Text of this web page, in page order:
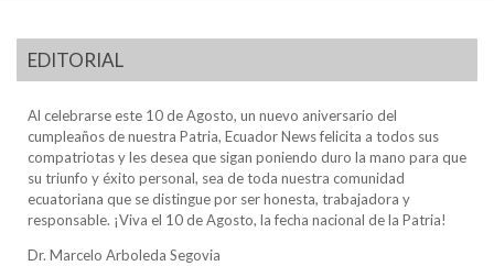
EDITORIAL
Al celebrarse este 10 de Agosto, un nuevo aniversario del
cumpleaños de nuestra Patria, Ecuador News felicita a todos sus
compatriotas y les desea que sigan poniendo duro la mano para que
su triunfo y éxito personal, sea de toda nuestra comunidad
ecuatoriana que se distingue por ser honesta, trabajadora y
responsable. ¡Viva el 10 de Agosto, la fecha nacional de la Patria!
Dr. Marcelo Arboleda Segovia